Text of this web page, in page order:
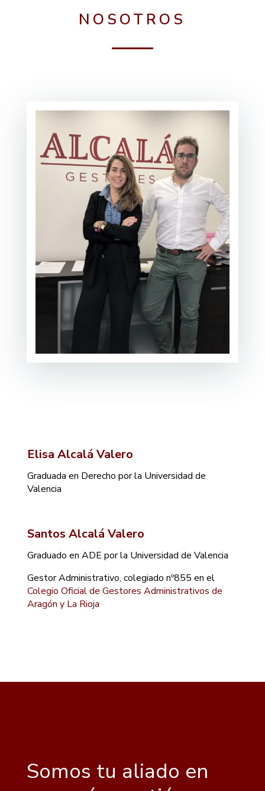
NOSOTROS
Elisa Alcalá Valero
Graduada en Derecho por la Universidad de
Valencia
Santos Alcalá Valero
Graduado en ADE por la Universidad de Valencia
Gestor Administrativo, colegiado nº855 en el
Colegio Oficial de Gestores Administrativos de
Aragón y La Rioja
Somos tu aliado en